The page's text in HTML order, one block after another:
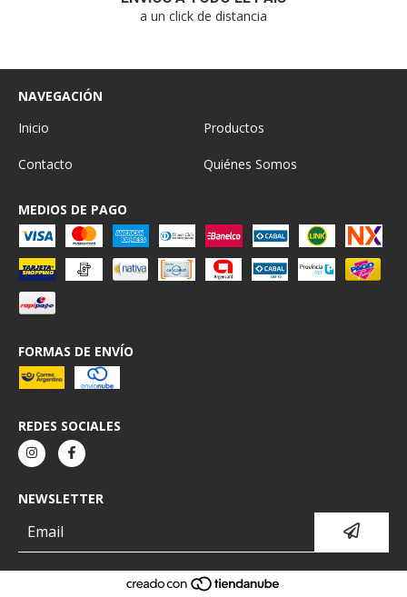
a un click de distancia
NAVEGACIÓN
Inicio
Productos
Contacto Quiénes Somos
MEDIOS DE PAGO
FORMAS DE ENVÍO
REDES SOCIALES
NEWSLETTER